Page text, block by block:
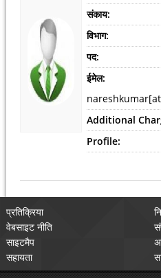
संकाय:
विभाग:
पद:
ईमेल:
Additional
Profile:
प्रतिक्रिया
वेबसाइट नीति
साइटमैप
सहायता